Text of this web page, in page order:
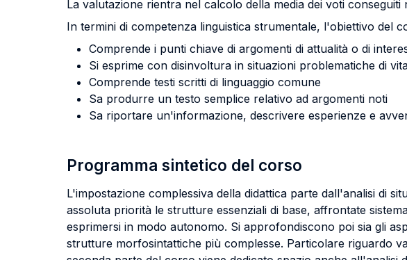
La valutazione rientra nel calcolo della media dei voti conseguiti
In termini di competenza linguistica strumentale, l'obiettivo del
Comprende i punti chiave di argomenti di attualità o di
Si esprime con disinvoltura in situazioni problematiche di
Comprende testi scritti di linguaggio comune
Sa produrre un testo semplice relativo ad argomenti noti
Sa riportare un'informazione, descrivere esperienze e
Programma sintetico del corso
L'impostazione complessiva della didattica parte dall'analisi di
assoluta priorità le strutture essenziali di base, affrontate
esprimersi in modo autonomo. Si approfondiscono poi sia gli
strutture morfosintattiche più complesse. Particolare riguardo